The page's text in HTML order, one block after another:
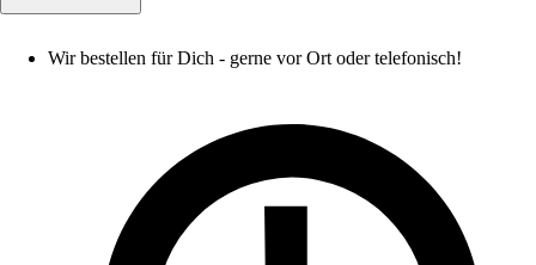
Wir bestellen für Dich - gerne vor Ort oder telefonisch!